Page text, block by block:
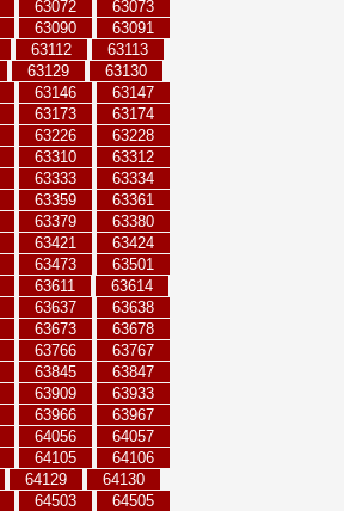
63072
63073
63090
63091
63112
63113
63129
63130
63146
63147
63173
63174
63226
63228
63310
63312
63333
63334
63359
63361
63379
63380
63421
63424
63473
63501
63611
63614
63637
63638
63673
63678
63766
63767
63845
63847
63909
63933
63966
63967
64056
64057
64105
64106
64129
64130
64503
64505